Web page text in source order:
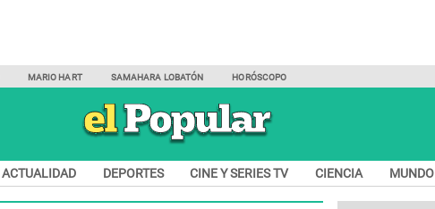
MARIO HART SAMAHARA LOBATÓN HORÓSCOPO
ACTUALIDAD DEPORTES CINE Y SERIES TV CIENCIA MUNDO